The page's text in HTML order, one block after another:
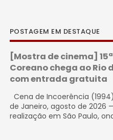
POSTAGEM EM DESTAQUE
[Mostra de cinema]
Coreano chega ao Rio
com entrada gratuita
Cena de Incoerência
de Janeiro, agosto de 2026
realização em São Paulo,